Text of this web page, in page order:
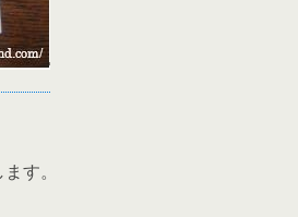
す。